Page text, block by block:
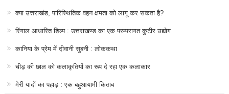
क्या उत्तराखंड, पारिस्थितिक वहन क्षमता को लागू कर सकता है?
रिंगाल आधारित शिल्प : उत्तराखण्ड का एक परम्परागत कुटीर उद्योग
कानिया के प्रेम में दीवानी सुबनी : लोककथा
चीड़ की छाल को कलाकृतियों का रूप दे रहा एक कलाकार
मेरी यादों का पहाड़ : एक बहुआयामी किताब